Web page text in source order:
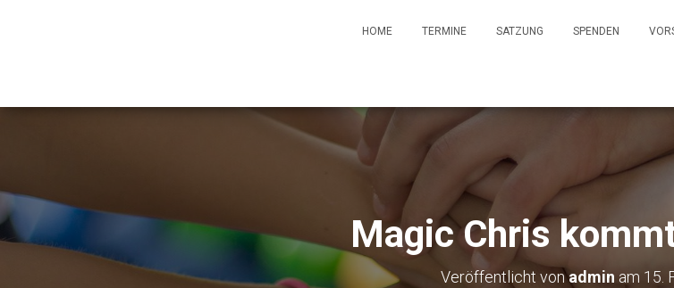
HOME TERMINE SATZUNG SPENDEN
Magic Chris
Veröffentlicht vonadmin am 15.